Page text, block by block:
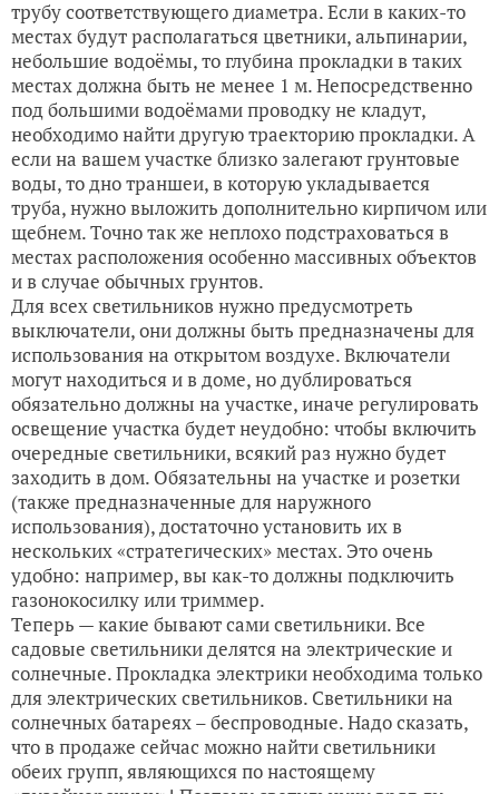
трубу соответствующего диаметра. Если в каких-то
местах будут располагаться цветники, альпинарии,
небольшие водоёмы, то глубина прокладки в таких
местах должна быть не менее 1 м. Непосредственно
под большими водоёмами проводку не кладут,
необходимо найти другую траекторию прокладки. А
если на вашем участке близко залегают грунтовые
воды, то дно траншеи, в которую укладывается
труба, нужно выложить дополнительно кирпичом или
щебнем. Точно так же неплохо подстраховаться в
местах расположения особенно массивных объектов
и в случае обычных грунтов.
Для всех светильников нужно предусмотреть
выключатели, они должны быть предназначены для
использования на открытом воздухе. Включатели
могут находиться и в доме, но дублироваться
обязательно должны на участке, иначе регулировать
освещение участка будет неудобно: чтобы включить
очередные светильники, всякий раз нужно будет
заходить в дом. Обязательны на участке и розетки
(также предназначенные для наружного
использования), достаточно установить их в
нескольких «стратегических» местах. Это очень
удобно: например, вы как-то должны подключить
газонокосилку или триммер.
Теперь — какие бывают сами светильники. Все
садовые светильники делятся на электрические и
солнечные. Прокладка электрики необходима только
для электрических светильников. Светильники на
солнечных батареях – беспроводные. Надо сказать,
что в продаже сейчас можно найти светильники
обеих групп, являющихся по настоящему